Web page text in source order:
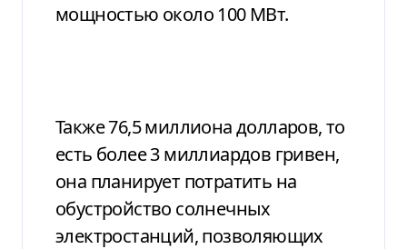
мощностью около 100 МВт.
Также 76,5 миллиона долларов, то
есть более 3 миллиардов гривен,
она планирует потратить на
обустройство солнечных
электростанций, позволяющих